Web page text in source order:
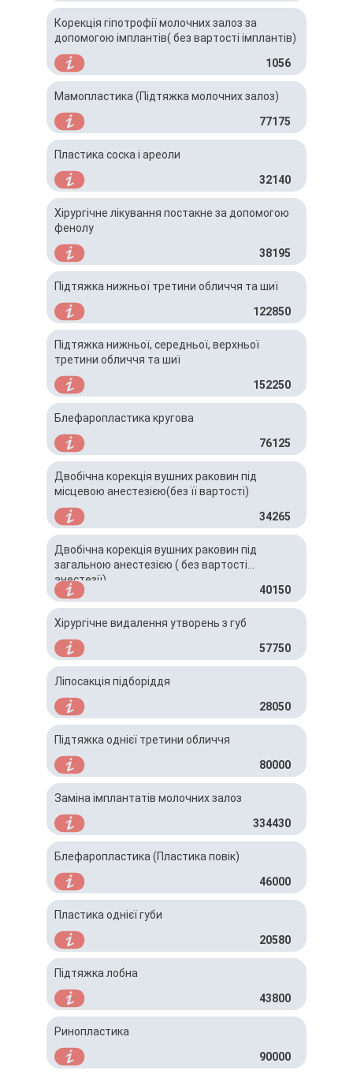
Корекція гіпотрофії молочних залоз за
допомогою імплантів( без вартості імплантів)
1056
Мамопластика (Підтяжка молочних залоз)
77175
Пластика соска і ареоли
32140
Хірургічне лікування постакне за допомогою
фенолу
38195
Підтяжка нижньої третини обличчя та шиї
122850
Підтяжка нижньої, середньої, верхньої
третини обличчя та шиї
152250
Блефаропластика кругова
76125
Двобічна корекція вушних раковин під
місцевою анестезією(без її вартості)
34265
Двобічна корекція вушних раковин під
загальною анестезією ( без вартості
анестезії)
40150
Хірургічне видалення утворень з губ
57750
Ліпосакція підборіддя
28050
Підтяжка однієї третини обличчя
80000
Заміна імплантатів молочних залоз
334430
Блефаропластика (Пластика повік)
46000
Пластика однієї губи
20580
Підтяжка лобна
43800
Ринопластика
90000